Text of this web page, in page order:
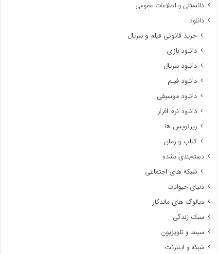
دانستنی و اطلاعات عمومی
دانلود
خرید قانونی فیلم و سریال
دانلود بازی
دانلود سریال
دانلود فیلم
دانلود موسیقی
دانلود نرم افزار
زیرنویس ها
کتاب و رمان
دسته‌بندی نشده
شبکه های اجتماعی
دنیای حیوانات
دیالوگ های ماندگار
سبک زندگی
سینما و تلویزیون
شبکه و اینترنت